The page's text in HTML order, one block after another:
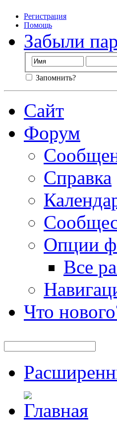
Регистрация
Помощь
Забыли
Запомнить?
Сайт
Форум
Справка
Опции
Все
Что